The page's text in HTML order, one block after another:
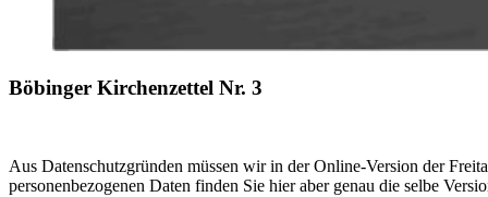
Böbinger Kirchenzettel Nr. 3
Aus Datenschutzgründen müssen wir in der Online-Version der
personenbezogenen Daten finden Sie hier aber genau die selbe